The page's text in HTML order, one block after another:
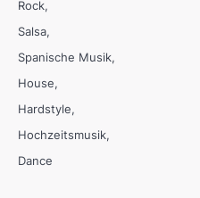
Rock
Salsa
Spanische Musik
House
Hardstyle
Hochzeitsmusik
Dance